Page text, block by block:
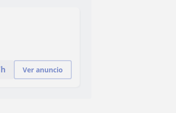
Ver anuncio